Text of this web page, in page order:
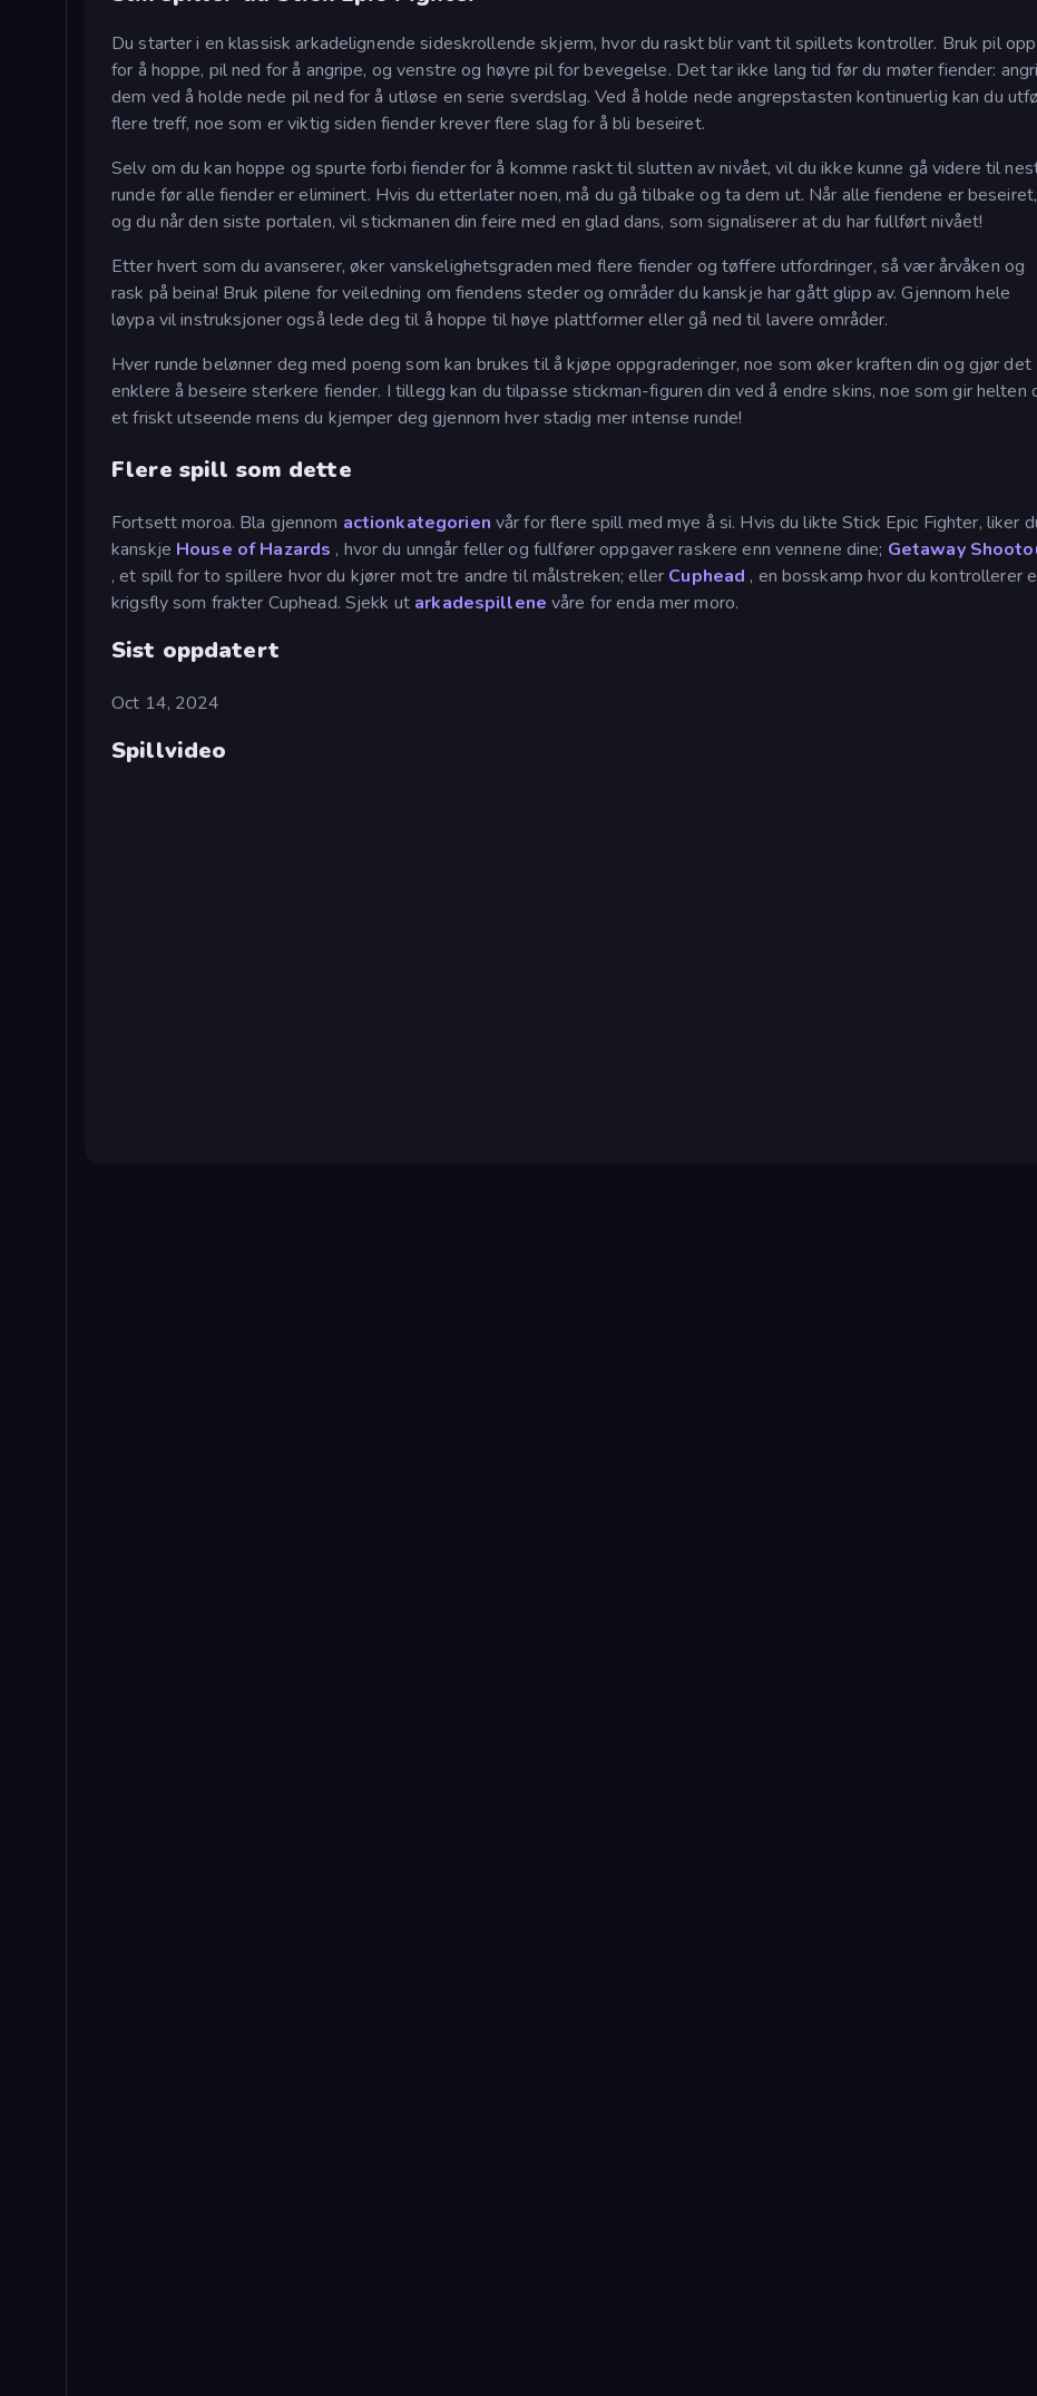
Du starter i en klassisk arkadelignende sideskrollende skjerm, hvor du raskt blir vant til spillets kontroller. Bruk pil opp
for å hoppe, pil ned for å angripe, og venstre og høyre pil for bevegelse. Det tar ikke lang tid før du møter fiender:
dem ved å holde nede pil ned for å utløse en serie sverdslag. Ved å holde nede angrepstasten kontinuerlig kan du
flere treff, noe som er viktig siden fiender krever flere slag for å bli beseiret.
Selv om du kan hoppe og spurte forbi fiender for å komme raskt til slutten av nivået, vil du ikke kunne gå videre til
runde før alle fiender er eliminert. Hvis du etterlater noen, må du gå tilbake og ta dem ut. Når alle fiendene er beseiret,
og du når den siste portalen, vil stickmanen din feire med en glad dans, som signaliserer at du har fullført nivået!
Etter hvert som du avanserer, øker vanskelighetsgraden med flere fiender og tøffere utfordringer, så vær årvåken og
rask på beina! Bruk pilene for veiledning om fiendens steder og områder du kanskje har gått glipp av. Gjennom hele
løypa vil instruksjoner også lede deg til å hoppe til høye plattformer eller gå ned til lavere områder.
Hver runde belønner deg med poeng som kan brukes til å kjøpe oppgraderinger, noe som øker kraften din og gjør det
enklere å beseire sterkere fiender. I tillegg kan du tilpasse stickman-figuren din ved å endre skins, noe som gir helten
et friskt utseende mens du kjemper deg gjennom hver stadig mer intense runde!
Flere spill som dette
Fortsett moroa. Bla gjennom actionkategorien vår for flere spill med mye å si. Hvis du likte Stick Epic Fighter, liker
kanskje House of Hazards , hvor du unngår feller og fullfører oppgaver raskere enn vennene dine; Getaway
, et spill for to spillere hvor du kjører mot tre andre til målstreken; eller Cuphead , en bosskamp hvor du kontrollerer
krigsfly som frakter Cuphead. Sjekk ut arkadespillene våre for enda mer moro.
Sist oppdatert
Oct 14, 2024
Spillvideo